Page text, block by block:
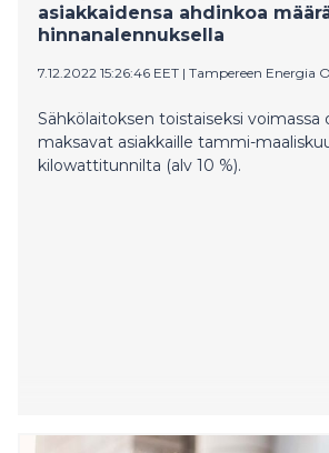
asiakkaidensa ahdinkoa
hinnanalennuksella
7.12.2022 15:26:46 EET | Tampereen Energia
Sähkölaitoksen toistaiseksi
maksavat asiakkaille tammi-
kilowattitunnilta (alv 10 %).